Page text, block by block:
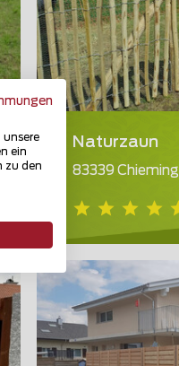
Naturzaun
83339 Chieming
unsere
ein
zu den